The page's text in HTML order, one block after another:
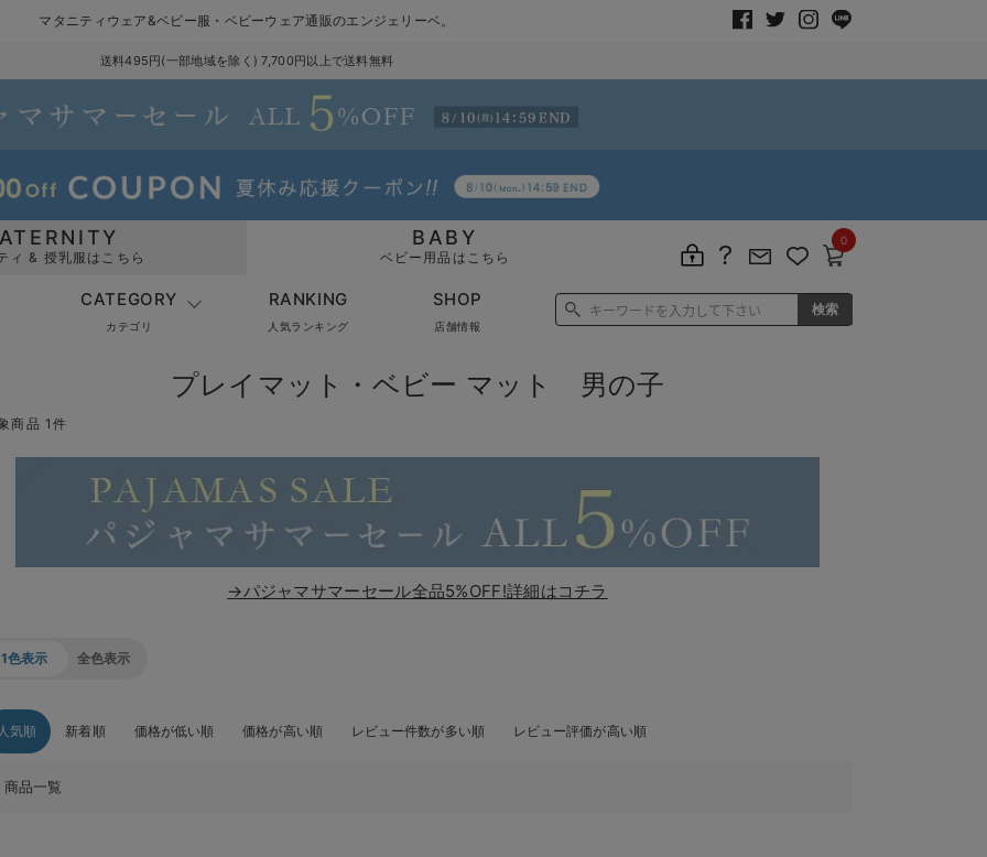
マタニティウェア&ベビー服・ベビーウェア通販のエンジェリーベ。
送料495円(一部地域を除く) 7,700円以上で送料無料
ィ & 授乳服はこちら
BABY
ベビー用品はこちら
0
CATEGORY
カテゴリ
RANKING
人気ランキング
SHOP
店舗情報
プレイマット・ベビー マット 男の子
商品 1件
→パジャマサマーセール全品5%OFF!詳細はコチラ
1色表示 全色表示
気順 新着順 価格が低い順 価格が高い順 レビュー件数が多い順 レビュー評価が高い順
商品一覧